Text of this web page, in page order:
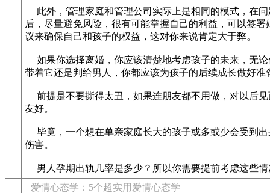
此外，管理家庭和管理公司实际上是相同的模式，在问
后，尽量避免风险，很有可能掌握自己的利益，可以签署
议来确保自己和孩子的权益，这对你来说肯定大于弊。
如果你选择离婚，你应该清楚地考虑孩子的未来，无论
带着它还是判给男人，你都应该为孩子的后续成长做好准
前提是不要撕得太丑，如果连朋友都不用做，对以后见
友好。
毕竟，一个想在单亲家庭长大的孩子或多或少会受到出
伤害。
男人孕期出轨几率是多少？所以你需要提前考虑这些情
爱情心态学：5个超实用爱情心态学